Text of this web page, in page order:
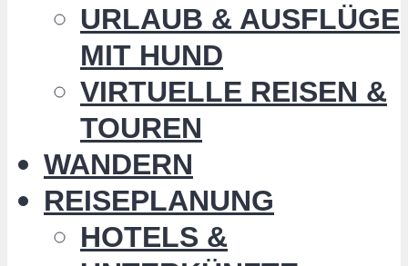
URLAUB & AUSFLÜGE
MIT HUND
VIRTUELLE REISEN &
TOUREN
WANDERN
REISEPLANUNG
HOTELS &